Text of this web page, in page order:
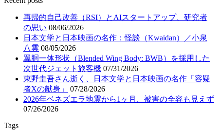
再帰的自己改善（RSI）とAIスタートアップ、研究者
の思い 08/06/2026
日本文学と日本映画の名作：怪談（Kwaidan）／小泉
八雲 08/05/2026
翼胴一体形状（Blended Wing Body: BWB）を採用した
次世代ジェット旅客機 07/31/2026
東野圭吾さん逝く、日本文学と日本映画の名作「容疑
者Xの献身」
07/28/2026
2026年ベネズエラ地震から1ヶ月、被害の全容も見えず
07/26/2026
Tags